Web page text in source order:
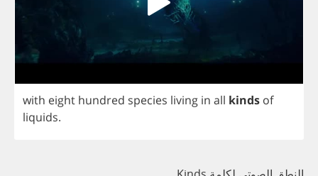
with eight hundred species living in all kinds of
liquids.